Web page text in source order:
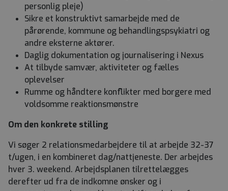
personlig pleje)
Sikre et konstruktivt samarbejde med de
pårørende, kommune og behandlingspsykiatri og
andre eksterne aktører.
Daglig dokumentation og journalisering i Nexus
At tilbyde samvær, aktiviteter og fælles
oplevelser
Rumme og håndtere konflikter med borgere med
voldsomme reaktionsmønstre
Om den konkrete stilling
Vi søger 2 relationsmedarbejdere til at arbejde 32-37
t/ugen, i en kombineret dag/nattjeneste. Der arbejdes
hver 3. weekend. Arbejdsplanen tilrettelægges
derefter ud fra de indkomne ønsker og i